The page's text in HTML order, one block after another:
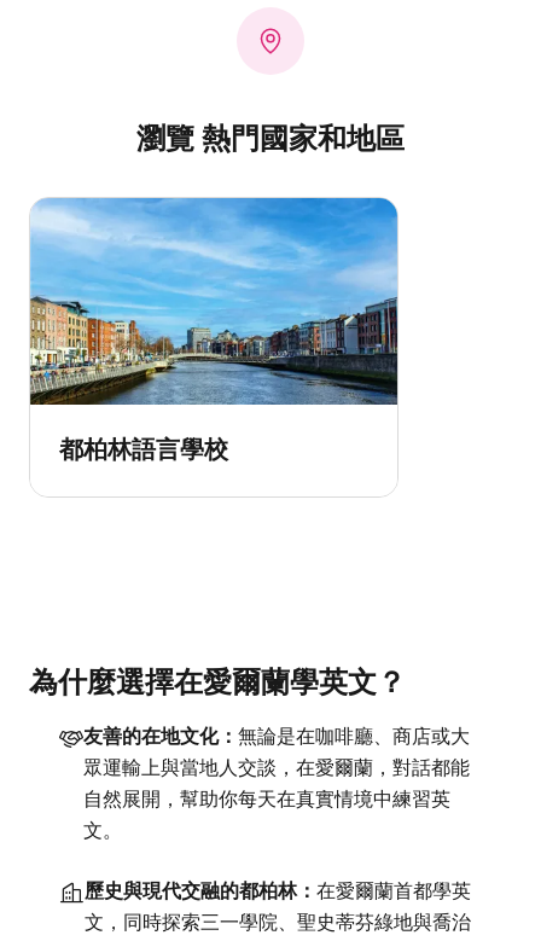
瀏覽 熱門國家和地區
都柏林語言學校
為什麼選擇在愛爾蘭學英文？
友善的在地文化： 無論是在咖啡廳、商店或大
眾運輸上與當地人交談，在愛爾蘭，對話都能
自然展開，幫助你每天在真實情境中練習英
文。
歷史與現代交融的都柏林： 在愛爾蘭首都學英
文，同時探索三一學院、聖史蒂芬綠地與喬治